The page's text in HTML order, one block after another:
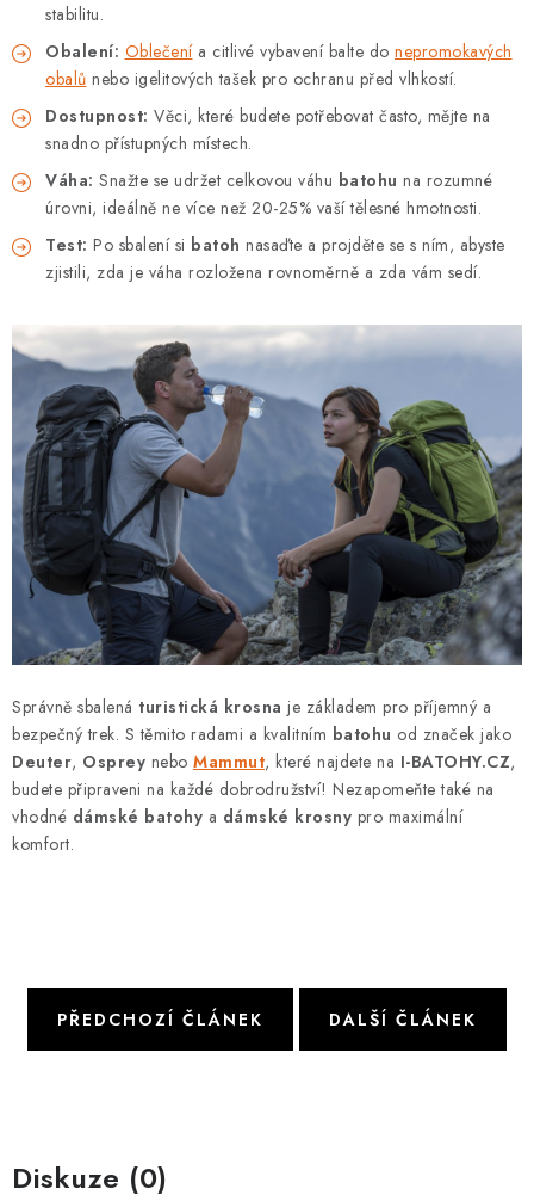
stabilitu.
Obalení: Oblečenía citlivé vybavení balte do nepromokavých
obalů nebo igelitových tašek pro ochranu před vlhkostí.
Dostupnost: Věci, které budete potřebovat často, mějte na
snadno přístupných místech.
Váha: Snažte se udržet celkovou váhu batohu na rozumné
úrovni, ideálně ne více než 20-25% vaší tělesné hmotnosti.
Test: Po sbalení si batoh nasaďte a projděte se s ním, abyste
zjistili, zda je váha rozložena rovnoměrně a zda vám sedí.
Správně sbalená turistická krosna je základem pro příjemný a
bezpečný trek. S těmito radami a kvalitním batohu od značek jako
Deuter, Osprey nebo Mammut, které najdete na I-BATOHY.CZ,
budete připraveni na každé dobrodružství! Nezapomeňte také na
vhodné dámské batohy a dámské krosny pro maximální
komfort.
PŘEDCHOZÍ ČLÁNEK DALŠÍ ČLÁNEK
Diskuze (0)